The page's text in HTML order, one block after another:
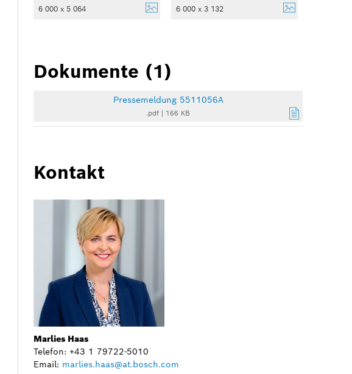
6 000 x 5 064 6 000 x 3 132
Dokumente (1)
Pressemeldung 5511056A
.pdf | 166 KB
Kontakt
Marlies Haas
Telefon: +43 1 79722-5010
Email: marlies.haas@at.bosch.com